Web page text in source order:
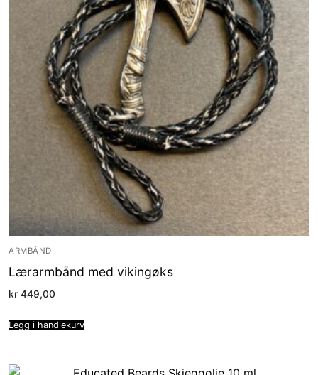
ARMBÅND
Lærarmbånd med vikingøks
kr 449,00
Legg i handlekurv